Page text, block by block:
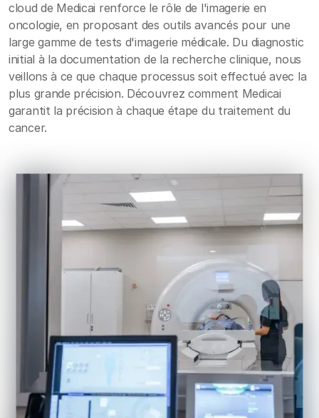
cloud de Medicai renforce le rôle de l'imagerie en
oncologie, en proposant des outils avancés pour une
large gamme de tests d'imagerie médicale. Du diagnostic
initial à la documentation de la recherche clinique, nous
veillons à ce que chaque processus soit effectué avec la
plus grande précision. Découvrez comment Medicai
garantit la précision à chaque étape du traitement du
cancer.